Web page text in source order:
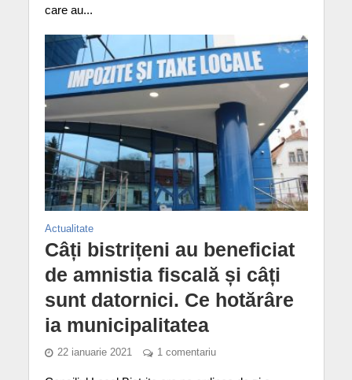
care au...
Actualitate
Câți bistrițeni au beneficiat
de amnistia fiscală și câți
sunt datornici. Ce hotărâre
ia municipalitatea
22 ianuarie 2021 1 comentariu